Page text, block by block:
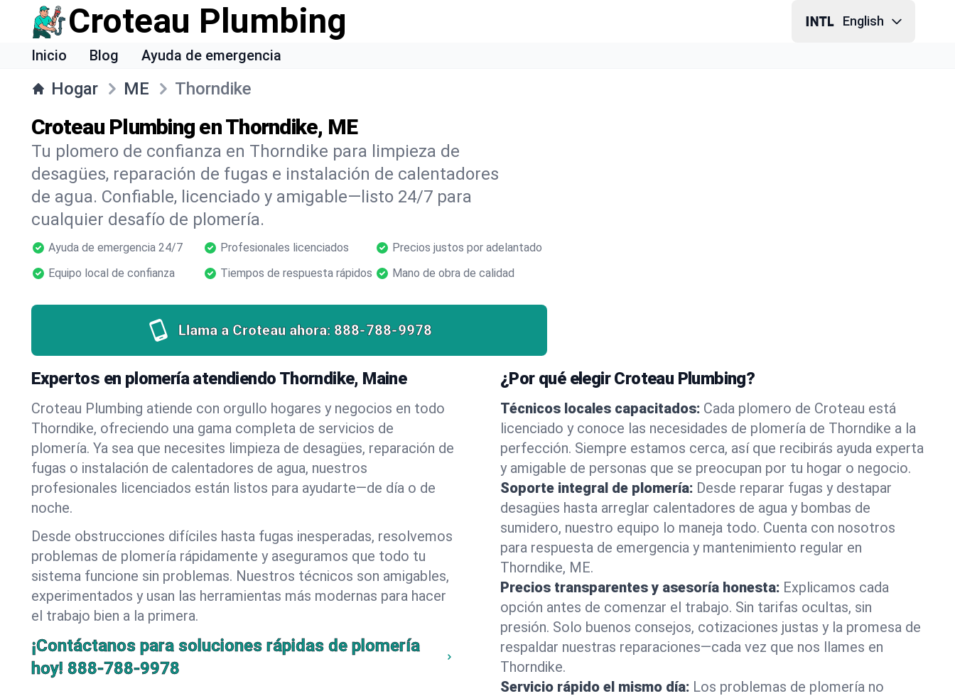
Croteau Plumbing English
Inicio Blog Ayuda de emergencia
Hogar ME Thorndike
Croteau Plumbing en Thorndike, ME
Tu plomero de confianza en Thorndike para limpieza de
desagües, reparación de fugas e instalación de calentadores
de agua. Confiable, licenciado y amigable—listo 24/7 para
cualquier desafío de plomería.
Ayuda de emergencia 24/7 Profesionales licenciados
Precios justos por adelantado
Equipo local de confianza
Tiempos de respuesta rápidos Mano de obra de calidad
Llama a Croteau ahora: 888-788-9978
Expertos en plomería atendiendo Thorndike, Maine
Croteau Plumbing atiende con orgullo hogares y negocios en todo
Thorndike, ofreciendo una gama completa de servicios de
plomería. Ya sea que necesites limpieza de desagües, reparación de
fugas o instalación de calentadores de agua, nuestros
profesionales licenciados están listos para ayudarte—de día o de
noche.
Desde obstrucciones difíciles hasta fugas inesperadas, resolvemos
problemas de plomería rápidamente y aseguramos que todo tu
sistema funcione sin problemas. Nuestros técnicos son amigables,
experimentados y usan las herramientas más modernas para hacer
el trabajo bien a la primera.
¡Contáctanos para soluciones rápidas de plomería
hoy! 888-788-9978
¿Por qué elegir Croteau Plumbing?
Técnicos locales capacitados: Cada plomero de Croteau está
licenciado y conoce las necesidades de plomería de Thorndike a la
perfección. Siempre estamos cerca, así que recibirás ayuda experta
y amigable de personas que se preocupan por tu hogar o negocio.
Soporte integral de plomería: Desde reparar fugas y destapar
desagües hasta arreglar calentadores de agua y bombas de
sumidero, nuestro equipo lo maneja todo. Cuenta con nosotros
para respuesta de emergencia y mantenimiento regular en
Thorndike, ME.
Precios transparentes y asesoría honesta: Explicamos cada
opción antes de comenzar el trabajo. Sin tarifas ocultas, sin
presión. Solo buenos consejos, cotizaciones justas y la promesa de
respaldar nuestras reparaciones—cada vez que nos llames en
Thorndike.
Servicio rápido el mismo día: Los problemas de plomería no